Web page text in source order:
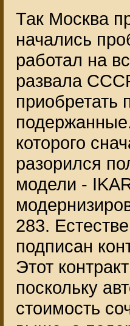
Так Москва
начались
работал на
развала
приобретать
которого
разорился
модели -
283.
подписан
Этот
поскольку
стоимость